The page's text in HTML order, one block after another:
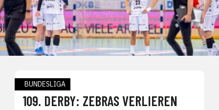
BUNDESLIGA
109. DERBY: ZEBRAS VERLIEREN